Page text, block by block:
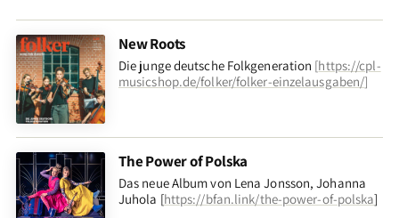
New Roots
Die junge deutsche Folkgeneration [https://cpl-
musicshop.de/folker/folker-einzelausgaben/]
The Power of Polska
Das neue Album von Lena Jonsson, Johanna
Juhola [https://bfan.link/the-power-of-polska]